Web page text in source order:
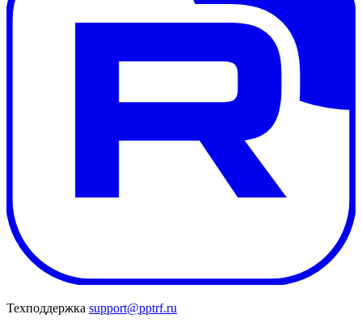
Техподдержка support@pptrf.ru